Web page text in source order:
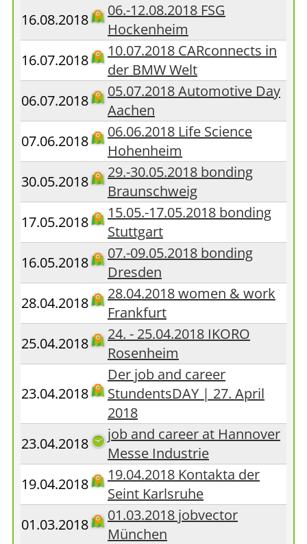
16.08.2018
06.-12.08.2018 FSG
Hockenheim
16.07.2018
10.07.2018 CARconnects in
der BMW Welt
06.07.2018
05.07.2018 Automotive Day
Aachen
07.06.2018
06.06.2018 Life Science
Hohenheim
30.05.2018
29.-30.05.2018 bonding
Braunschweig
17.05.2018
15.05.-17.05.2018 bonding
Stuttgart
16.05.2018
07.-09.05.2018 bonding
Dresden
28.04.2018
28.04.2018 women & work
Frankfurt
25.04.2018
24. - 25.04.2018 IKORO
Rosenheim
23.04.2018
Der job and career
StundentsDAY | 27. April
2018
23.04.2018
job and career at Hannover
Messe Industrie
19.04.2018
19.04.2018 Kontakta der
Seint Karlsruhe
01.03.2018
01.03.2018 jobvector
München